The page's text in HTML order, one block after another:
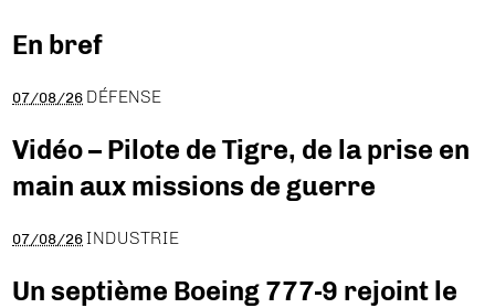
En bref
07/08/26 DÉFENSE
Vidéo – Pilote de Tigre, de la prise en
main aux missions de guerre
07/08/26 INDUSTRIE
Un septième Boeing 777-9 rejoint le